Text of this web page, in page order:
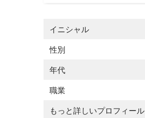
イニシャル
性別
年代
職業
もっと詳しいプロフィール